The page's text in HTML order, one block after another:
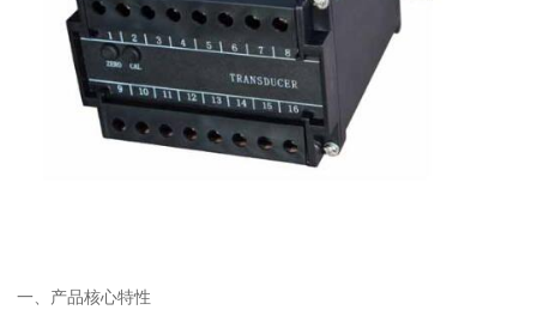
一、产品核心特性